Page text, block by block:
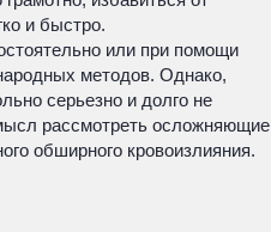
и быстро.
или при помощи
методов. Однако,
серьезно и долго не
рассмотреть осложняющие
обширного кровоизлияния.